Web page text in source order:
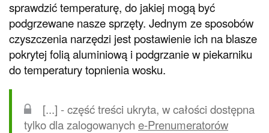
sprawdzić temperaturę, do jakiej mogą być
podgrzewane nasze sprzęty. Jednym ze sposobów
czyszczenia narzędzi jest postawienie ich na blasze
pokrytej folią aluminiową i podgrzanie w piekarniku
do temperatury topnienia wosku.
[...] - część treści ukryta, w całości dostępna
tylko dla zalogowanych e-Prenumeratorów